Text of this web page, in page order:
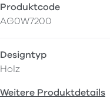
Produktcode
AG0W7200
Designtyp
Holz
Weitere Produktdetails